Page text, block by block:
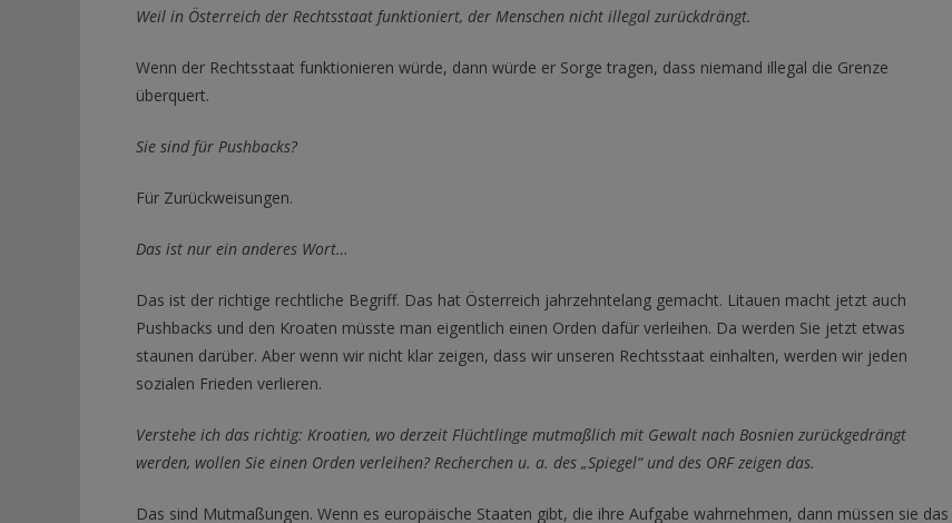
Weil in Österreich der Rechtsstaat funktioniert, der Menschen nicht illegal zurückdrängt.
Wenn der Rechtsstaat funktionieren würde, dann würde er Sorge tragen, dass niemand illegal die Grenze
überquert.
Sie sind für Pushbacks?
Für Zurückweisungen.
Das ist nur ein anderes Wort…
Das ist der richtige rechtliche Begriff. Das hat Österreich jahrzehntelang gemacht. Litauen macht jetzt auch
Pushbacks und den Kroaten müsste man eigentlich einen Orden dafür verleihen. Da werden Sie jetzt etwas
staunen darüber. Aber wenn wir nicht klar zeigen, dass wir unseren Rechtsstaat einhalten, werden wir jeden
sozialen Frieden verlieren.
Verstehe ich das richtig: Kroatien, wo derzeit Flüchtlinge mutmaßlich mit Gewalt nach Bosnien zurückgedrängt
werden, wollen Sie einen Orden verleihen? Recherchen u. a. des „Spiegel“ und des ORF zeigen das.
Das sind Mutmaßungen. Wenn es europäische Staaten gibt, die ihre Aufgabe wahrnehmen, dann müssen sie das